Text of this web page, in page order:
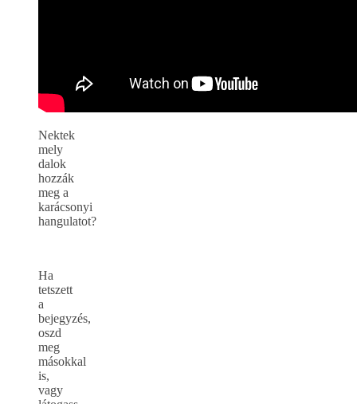
Nektek
mely
dalok
hozzák
meg a
karácsonyi
hangulatot?
Ha
tetszett
a
bejegyzés,
oszd
meg
másokkal
is,
vagy